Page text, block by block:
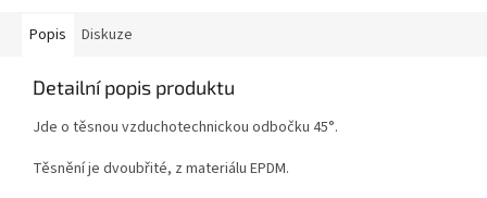
Popis Diskuze
Detailní popis produktu
Jde o těsnou vzduchotechnickou odbočku 45°.
Těsnění je dvoubřité, z materiálu EPDM.